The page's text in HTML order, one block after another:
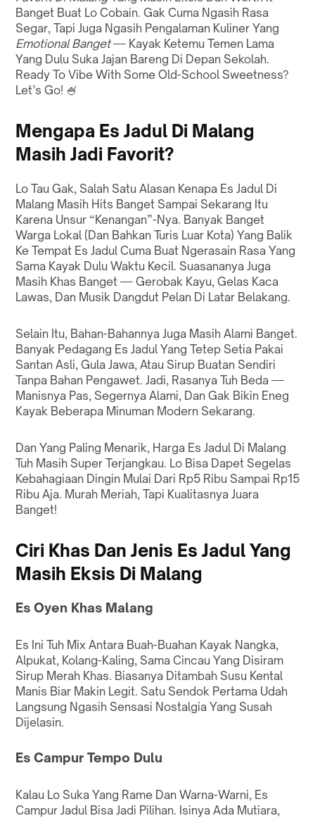
Banget Buat Lo Cobain. Gak Cuma Ngasih Rasa
Segar, Tapi Juga Ngasih Pengalaman Kuliner Yang
Emotional Banget— Kayak Ketemu Temen Lama
Yang Dulu Suka Jajan Bareng Di Depan Sekolah.
Ready To Vibe With Some Old-School Sweetness?
Let’s Go! 🍧
Mengapa Es Jadul Di Malang
Masih Jadi Favorit?
Lo Tau Gak, Salah Satu Alasan Kenapa Es Jadul Di
Malang Masih Hits Banget Sampai Sekarang Itu
Karena Unsur “Kenangan”-Nya. Banyak Banget
Warga Lokal (Dan Bahkan Turis Luar Kota) Yang Balik
Ke Tempat Es Jadul Cuma Buat Ngerasain Rasa Yang
Sama Kayak Dulu Waktu Kecil. Suasananya Juga
Masih Khas Banget — Gerobak Kayu, Gelas Kaca
Lawas, Dan Musik Dangdut Pelan Di Latar Belakang.
Selain Itu, Bahan-Bahannya Juga Masih Alami Banget.
Banyak Pedagang Es Jadul Yang Tetep Setia Pakai
Santan Asli, Gula Jawa, Atau Sirup Buatan Sendiri
Tanpa Bahan Pengawet. Jadi, Rasanya Tuh Beda —
Manisnya Pas, Segernya Alami, Dan Gak Bikin Eneg
Kayak Beberapa Minuman Modern Sekarang.
Dan Yang Paling Menarik, Harga Es Jadul Di Malang
Tuh Masih Super Terjangkau. Lo Bisa Dapet Segelas
Kebahagiaan Dingin Mulai Dari Rp5 Ribu Sampai Rp15
Ribu Aja. Murah Meriah, Tapi Kualitasnya Juara
Banget!
Ciri Khas Dan Jenis Es Jadul Yang
Masih Eksis Di Malang
Es Oyen Khas Malang
Es Ini Tuh Mix Antara Buah-Buahan Kayak Nangka,
Alpukat, Kolang-Kaling, Sama Cincau Yang Disiram
Sirup Merah Khas. Biasanya Ditambah Susu Kental
Manis Biar Makin Legit. Satu Sendok Pertama Udah
Langsung Ngasih Sensasi Nostalgia Yang Susah
Dijelasin.
Es Campur Tempo Dulu
Kalau Lo Suka Yang Rame Dan Warna-Warni, Es
Campur Jadul Bisa Jadi Pilihan. Isinya Ada Mutiara,